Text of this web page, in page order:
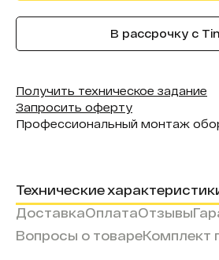
В рассрочку с
Получить техническое задание
Запросить оферту
Профессиональный монтаж
Технические
ДоставкаОплатаОтзывы
Вопросы о товареКомплект